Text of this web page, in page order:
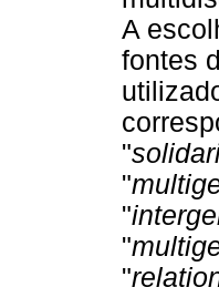
A
fontes
"
"
"
"
"